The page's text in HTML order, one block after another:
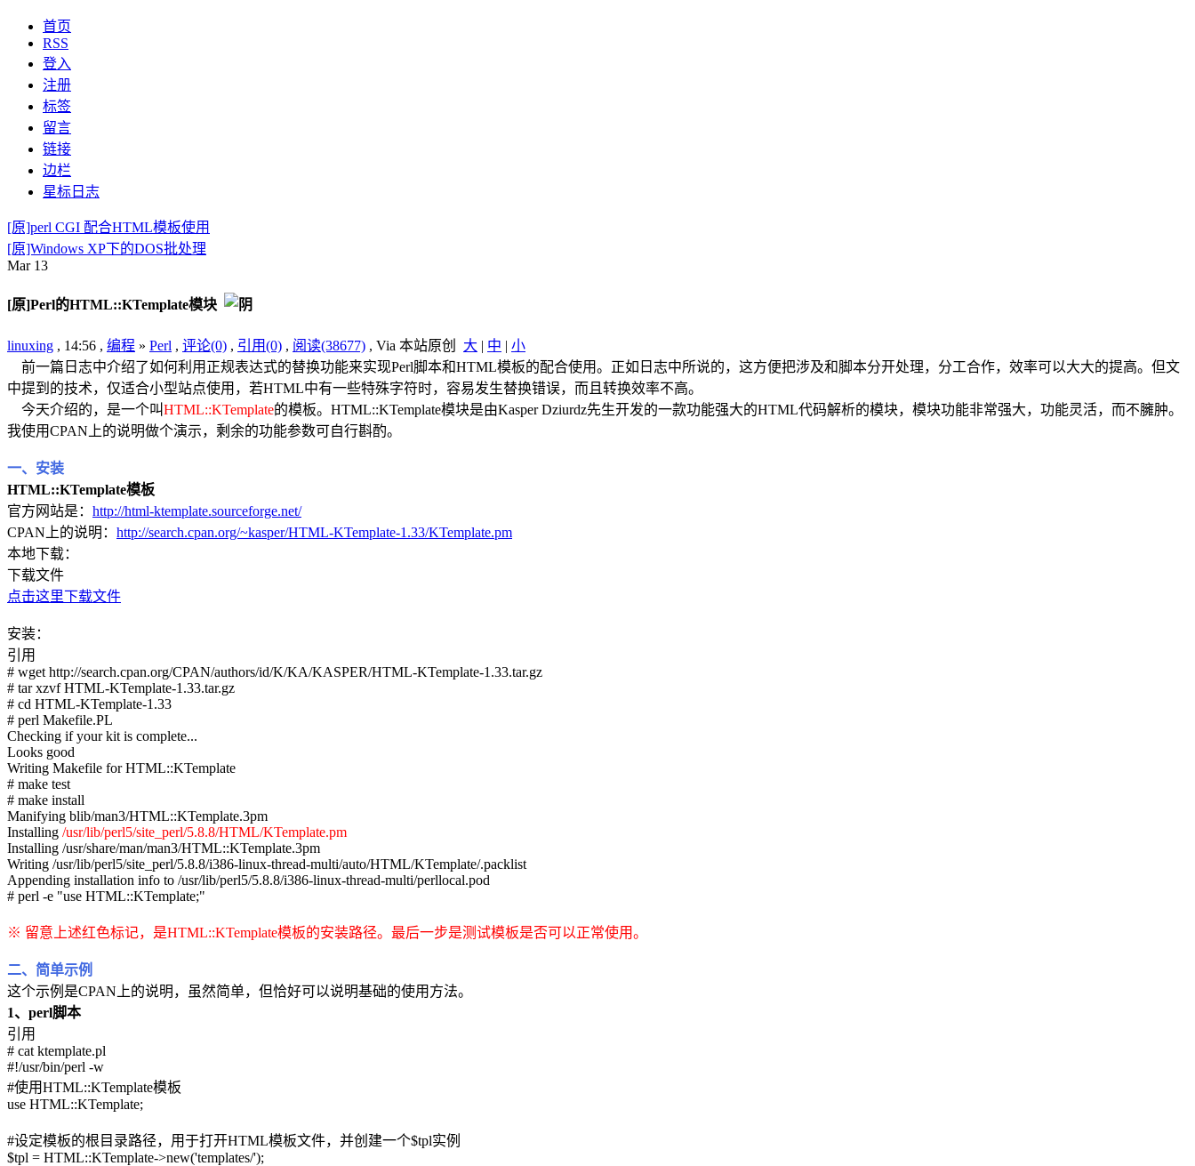
首页
RSS
登入
注册
标签
留言
链接
边栏
星标日志
[原]perl CGI 配合HTML模板使用
[原]Windows XP下的DOS批处理
Mar 13
[原]Perl的HTML::KTemplate模块
linuxing , 14:56 , 编程 » Perl , 评论(0) , 引用(0) , 阅读(38677) , Via 本站原创 大 | 中 | 小
前一篇日志中介绍了如何利用正规表达式的替换功能来实现Perl脚本和HTML模板的配合使用。正如日志中所说的，这方便把涉及和脚本分开处理，分工合作，效率可以大大的提高。但文
中提到的技术，仅适合小型站点使用，若HTML中有一些特殊字符时，容易发生替换错误，而且转换效率不高。
今天介绍的，是一个叫HTML::KTemplate的模板。HTML::KTemplate模块是由Kasper Dziurdz先生开发的一款功能强大的HTML代码解析的模块，模块功能非常强大，功能灵活，而不臃肿。
我使用CPAN上的说明做个演示，剩余的功能参数可自行斟酌。
一、安装
HTML::KTemplate模板
官方网站是： http://html-ktemplate.sourceforge.net/
CPAN上的说明： http://search.cpan.org/~kasper/HTML-KTemplate-1.33/KTemplate.pm
本地下载：
下载文件
点击这里下载文件
安装：
引用
# wget http://search.cpan.org/CPAN/authors/id/K/KA/KASPER/HTML-KTemplate-1.33.tar.gz
# tar xzvf HTML-KTemplate-1.33.tar.gz
# cd HTML-KTemplate-1.33
# perl Makefile.PL
Checking if your kit is complete...
Looks good
Writing Makefile for HTML::KTemplate
# make test
# make install
Manifying blib/man3/HTML::KTemplate.3pm
Installing /usr/lib/perl5/site_perl/5.8.8/HTML/KTemplate.pm
Installing /usr/share/man/man3/HTML::KTemplate.3pm
Writing /usr/lib/perl5/site_perl/5.8.8/i386-linux-thread-multi/auto/HTML/KTemplate/.packlist
Appending installation info to /usr/lib/perl5/5.8.8/i386-linux-thread-multi/perllocal.pod
# perl -e "use HTML::KTemplate;"
※ 留意上述红色标记，是HTML::KTemplate模板的安装路径。最后一步是测试模板是否可以正常使用。
二、简单示例
这个示例是CPAN上的说明，虽然简单，但恰好可以说明基础的使用方法。
1、perl脚本
引用
# cat ktemplate.pl
#!/usr/bin/perl -w
#使用HTML::KTemplate模板
use HTML::KTemplate;
#设定模板的根目录路径，用于打开HTML模板文件，并创建一个$tpl实例
$tpl = HTML::KTemplate->new('templates/');